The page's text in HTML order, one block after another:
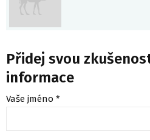
Přidej svou
informace
Vaše jméno *